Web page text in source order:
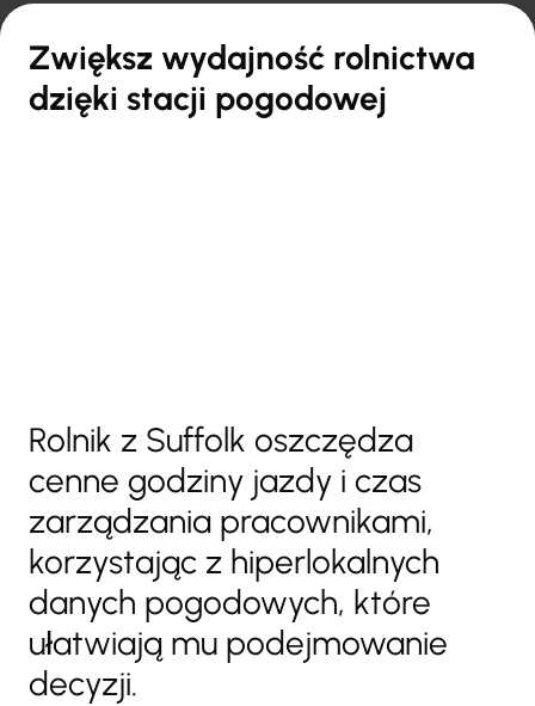
Zwiększ wydajność rolnictwa
dzięki stacji pogodowej
Rolnik z Suffolk oszczędza
cenne godziny jazdy i czas
zarządzania pracownikami,
korzystając z hiperlokalnych
danych pogodowych, które
ułatwiają mu podejmowanie
decyzji.